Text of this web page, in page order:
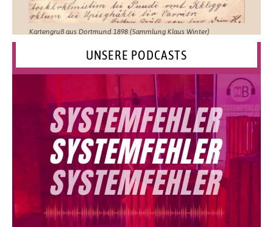
Kartengruß aus Dortmund 1898 (Sammlung Klaus Winter)
UNSERE PODCASTS